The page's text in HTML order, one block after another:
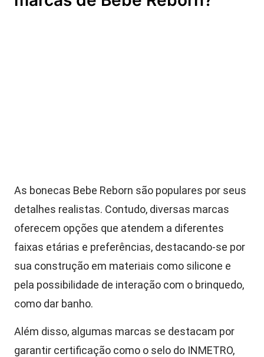
As bonecas Bebe Reborn são populares por seus
detalhes realistas. Contudo, diversas marcas
oferecem opções que atendem a diferentes
faixas etárias e preferências, destacando-se por
sua construção em materiais como silicone e
pela possibilidade de interação com o brinquedo,
como dar banho.
Além disso, algumas marcas se destacam por
garantir certificação como o selo do INMETRO,